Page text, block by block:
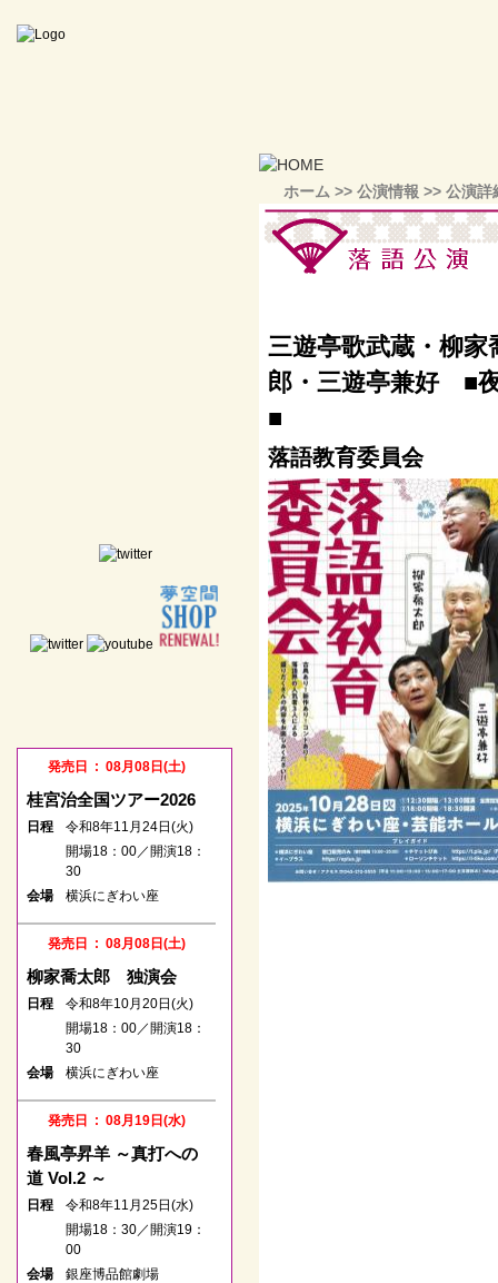
発売日 : 08月08日(土)
桂宮治全国ツアー2026
日程
令和8年11月24日(火)
開場18：00／開演18：
30
会場
横浜にぎわい座
発売日 : 08月08日(土)
柳家喬太郎 独演会
日程
令和8年10月20日(火)
開場18：00／開演18：
30
会場
横浜にぎわい座
発売日 : 08月19日(水)
春風亭昇羊 ～真打への
道 Vol.2 ～
日程
令和8年11月25日(水)
開場18：30／開演19：
00
会場
銀座博品館劇場
ホーム >> 公演情報 >> 公演詳
三遊亭歌武蔵・柳家
郎・三遊亭兼好 ■
■
落語教育委員会